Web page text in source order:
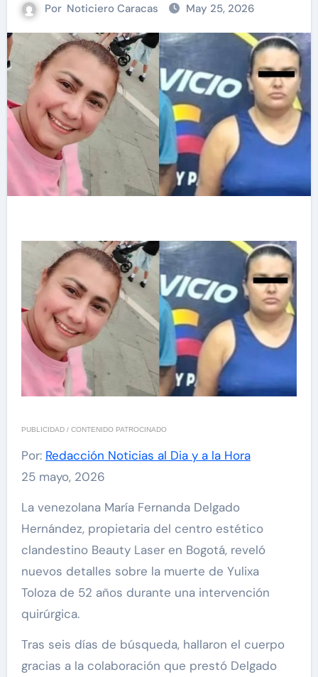
Por Noticiero Caracas May 25, 2026
PUBLICIDAD / CONTENIDO PATROCINADO
Por: Redacción Noticias al Dia y a la Hora
25 mayo, 2026
La venezolana María Fernanda Delgado
Hernández, propietaria del centro estético
clandestino Beauty Laser en Bogotá, reveló
nuevos detalles sobre la muerte de Yulixa
Toloza de 52 años durante una intervención
quirúrgica.
Tras seis días de búsqueda, hallaron el cuerpo
gracias a la colaboración que prestó Delgado